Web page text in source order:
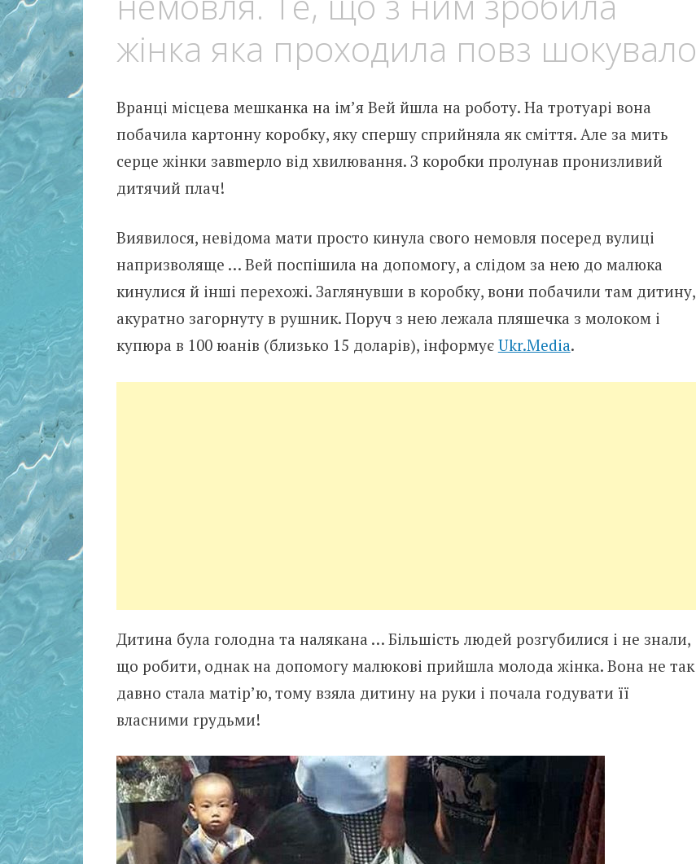
жінка яка проходила повз шокувало
Вранці місцева мешканка на ім’я Вей йшла на роботу. На тротуарі вона
побачила картонну коробку, яку спершу сприйняла як сміття. Але за мить
серце жінки завmерло від хвилювання. З коробки пролунав пронизливий
дитячий плач!
Виявилося, невідома мати просто кинула свого немовля посеред вулиці
напризволяще … Вей поспішила на допомогу, а слідом за нею до малюка
кинулися й інші перехожі. Заглянувши в коробку, вони побачили там дитину,
акуратно загорнуту в рушник. Поруч з нею лежала пляшечка з молоком і
купюра в 100 юанів (близько 15 доларів), інформує Ukr.Media.
Дитина була голодна та налякана … Більшість людей розгубилися і не знали,
що робити, однак на допомогу малюкові прийшла молода жінка. Вона не так
давно стала матір’ю, тому взяла дитину на руки і почала годувати її
власними rрудьми!